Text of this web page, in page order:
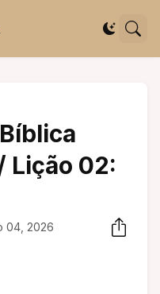
Lição 02:
04, 2026